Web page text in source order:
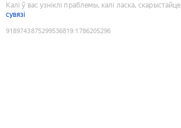
Калі ў вас узніклі праблемы, калі ласка, скарыстайце
сувязі
9189743875299536819:1786205296